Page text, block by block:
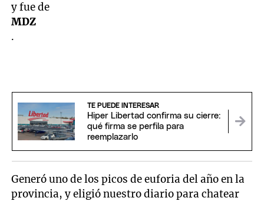
y fue de
MDZ
.
TE PUEDE INTERESAR
Hiper Libertad confirma su cierre:
qué firma se perfila para
reemplazarlo
Generó uno de los picos de euforia del año en la
provincia, y eligió nuestro diario para chatear